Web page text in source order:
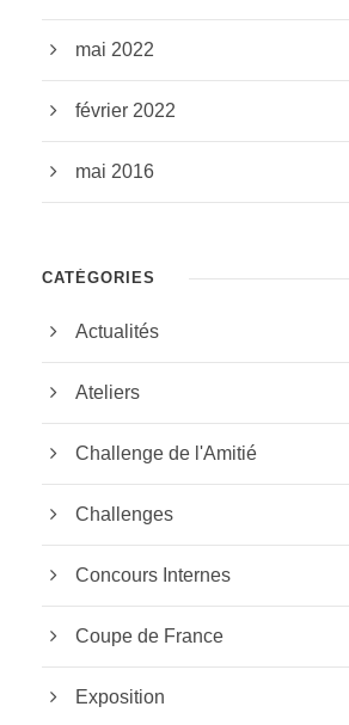
mai 2022
février 2022
mai 2016
CATÉGORIES
Actualités
Ateliers
Challenge de l'Amitié
Challenges
Concours Internes
Coupe de France
Exposition